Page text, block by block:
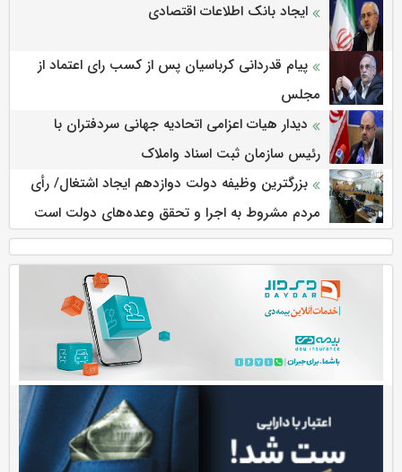
ایجاد بانک اطلاعات اقتصادی
پیام قدردانی کرباسیان پس از کسب رای اعتماد از
مجلس
دیدار هیات اعزامی اتحادیه جهانی سردفتران با
رئیس سازمان ثبت اسناد واملاک
بزرگترین وظیفه دولت دوازدهم ایجاد اشتغال/ رأی
مردم مشروط به اجرا و تحقق وعده‌های دولت است